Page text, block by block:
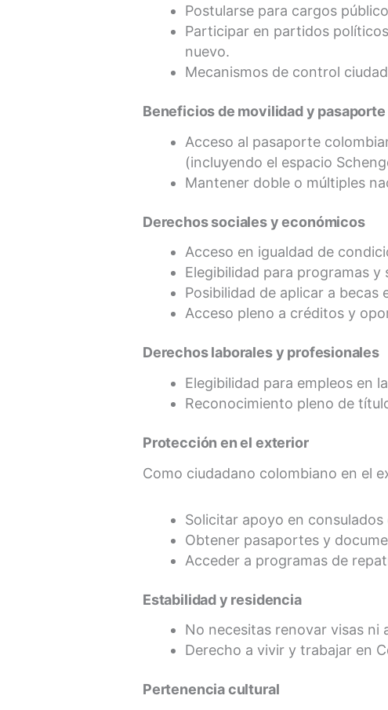
Postularse para cargos
Participar en partidos
nuevo.
Mecanismos de control
Beneficios de movilidad y pasaporte
Acceso al pasaporte
(incluyendo el espacio
Mantener doble o múltiples
Derechos sociales y económicos
Acceso en igualdad de
Elegibilidad para programas y
Posibilidad de aplicar a becas
Acceso pleno a créditos y
Derechos laborales y profesionales
Elegibilidad para empleos en
Reconocimiento pleno de
Protección en el exterior
Como ciudadano colombiano en el
Solicitar apoyo en
Obtener pasaportes y
Acceder a programas de
Estabilidad y residencia
No necesitas renovar visas ni
Derecho a vivir y trabajar en
Pertenencia cultural